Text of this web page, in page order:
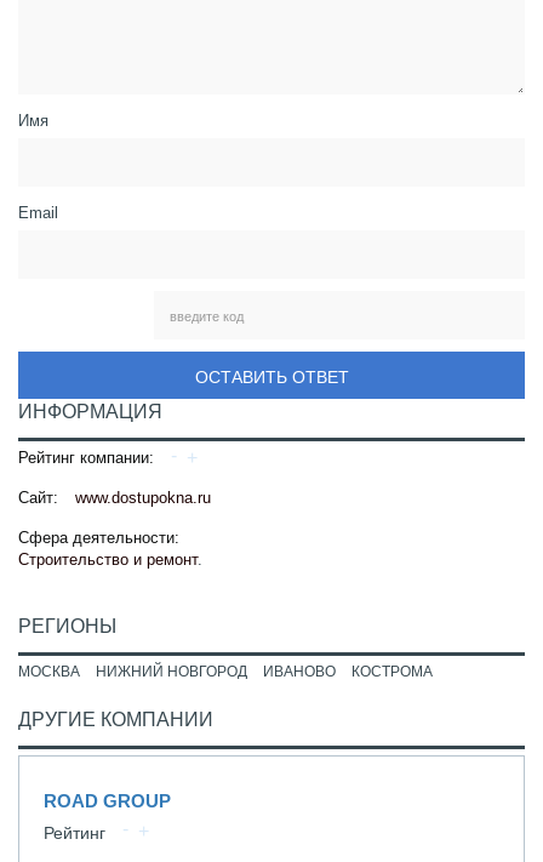
Имя
Email
ОСТАВИТЬ ОТВЕТ
ИНФОРМАЦИЯ
Рейтинг компании:
Сайт: www.dostupokna.ru
Сфера деятельности:
Строительство и ремонт.
РЕГИОНЫ
МОСКВА НИЖНИЙ НОВГОРОД ИВАНОВО КОСТРОМА
ДРУГИЕ КОМПАНИИ
ROAD GROUP
Рейтинг